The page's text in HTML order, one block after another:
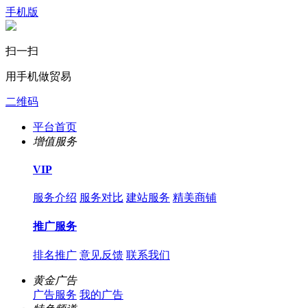
手机版
扫一扫
用手机做贸易
二维码
平台首页
增值服务
VIP
服务介绍 服务对比 建站服务 精美商铺
推广服务
排名推广 意见反馈 联系我们
黄金广告
广告服务 我的广告